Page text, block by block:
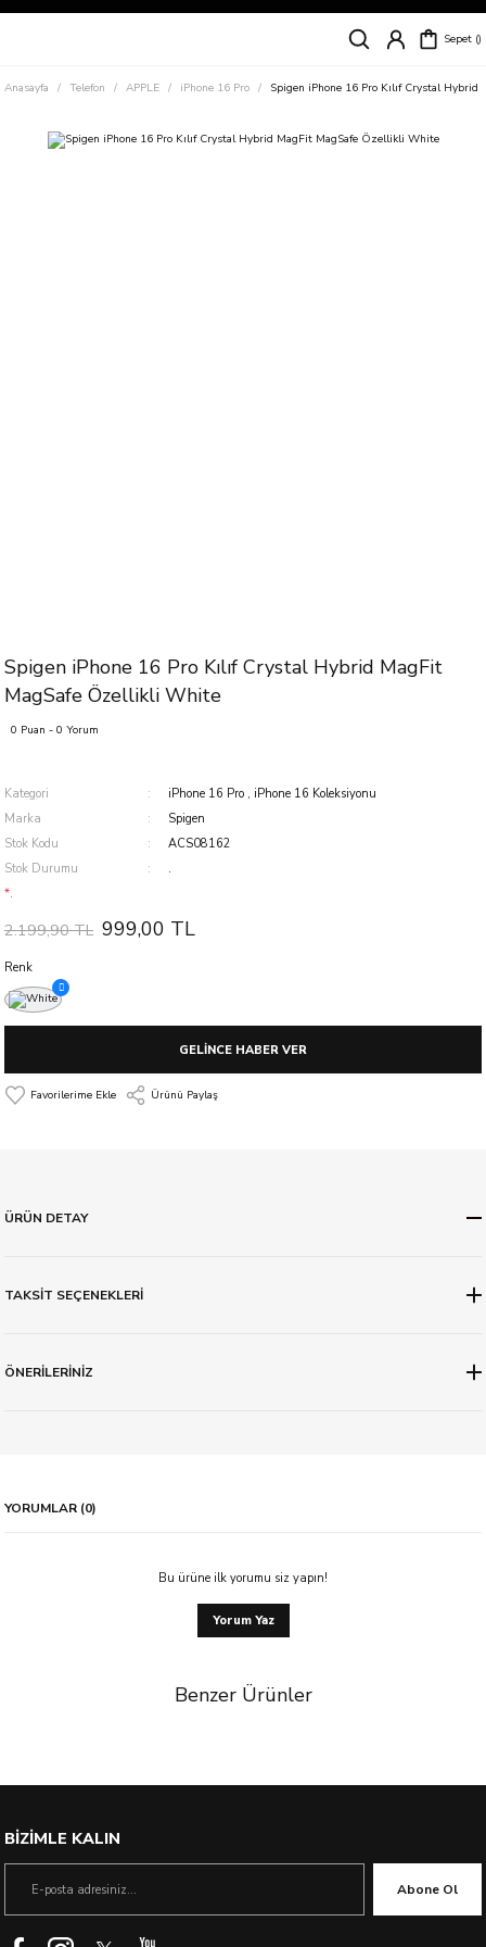
Siparişleriniz
Süper İndirimli Fiyatlar
Sepet
Anasayfa Telefon APPLE iPhone 16 Pro Spigen iPhone 16 Pro Kılıf Crystal
Spigen iPhone 16 Pro Kılıf Crystal Hybrid MagFit
MagSafe Özellikli White
0 Puan - 0 Yorum
Kategori iPhone 16 Pro , iPhone 16 Koleksiyonu
Marka
Spigen
Stok Kodu
ACS08162
Stok Durumu
.
*.
2.199,90 TL 999,00 TL
Renk
GELİNCE HABER VER
Ürünü Paylaş
ÜRÜN DETAY
TAKSİT SEÇENEKLERİ
ÖNERİLERİNİZ
YORUMLAR (0)
Bu ürüne ilk yorumu siz yapın!
Yorum Yaz
Benzer Ürünler
BİZİMLE KALIN
Abone Ol